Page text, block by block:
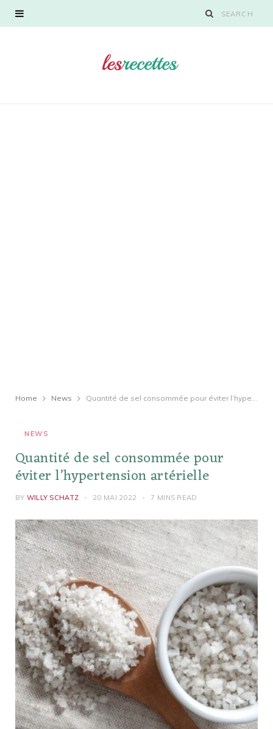
Home News Quantité de sel consommée pour éviter l’hypertension artérielle
NEWS
Quantité de sel consommée pour
éviter l’hypertension artérielle
BY WILLY SCHATZ 20 MAI 2022 7 MINS READ